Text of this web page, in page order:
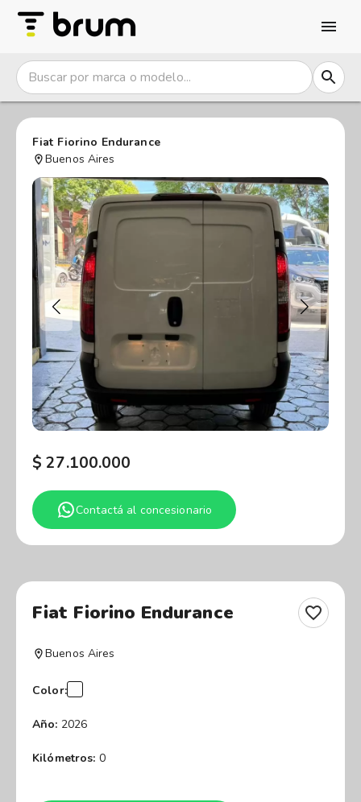
Fiat Fiorino Endurance
Buenos Aires
$ 27.100.000
Contactá al concesionario
Fiat Fiorino Endurance
Buenos Aires
Color:
Año: 2026
Kilómetros: 0